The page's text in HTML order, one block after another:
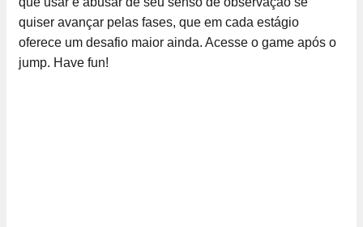
quiser avançar pelas fases, que em cada estágio
oferece um desafio maior ainda. Acesse o game após o
jump. Have fun!